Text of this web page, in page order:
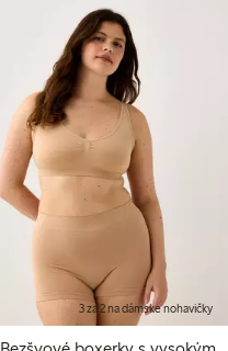
3 za 2 na dámske nohavičky